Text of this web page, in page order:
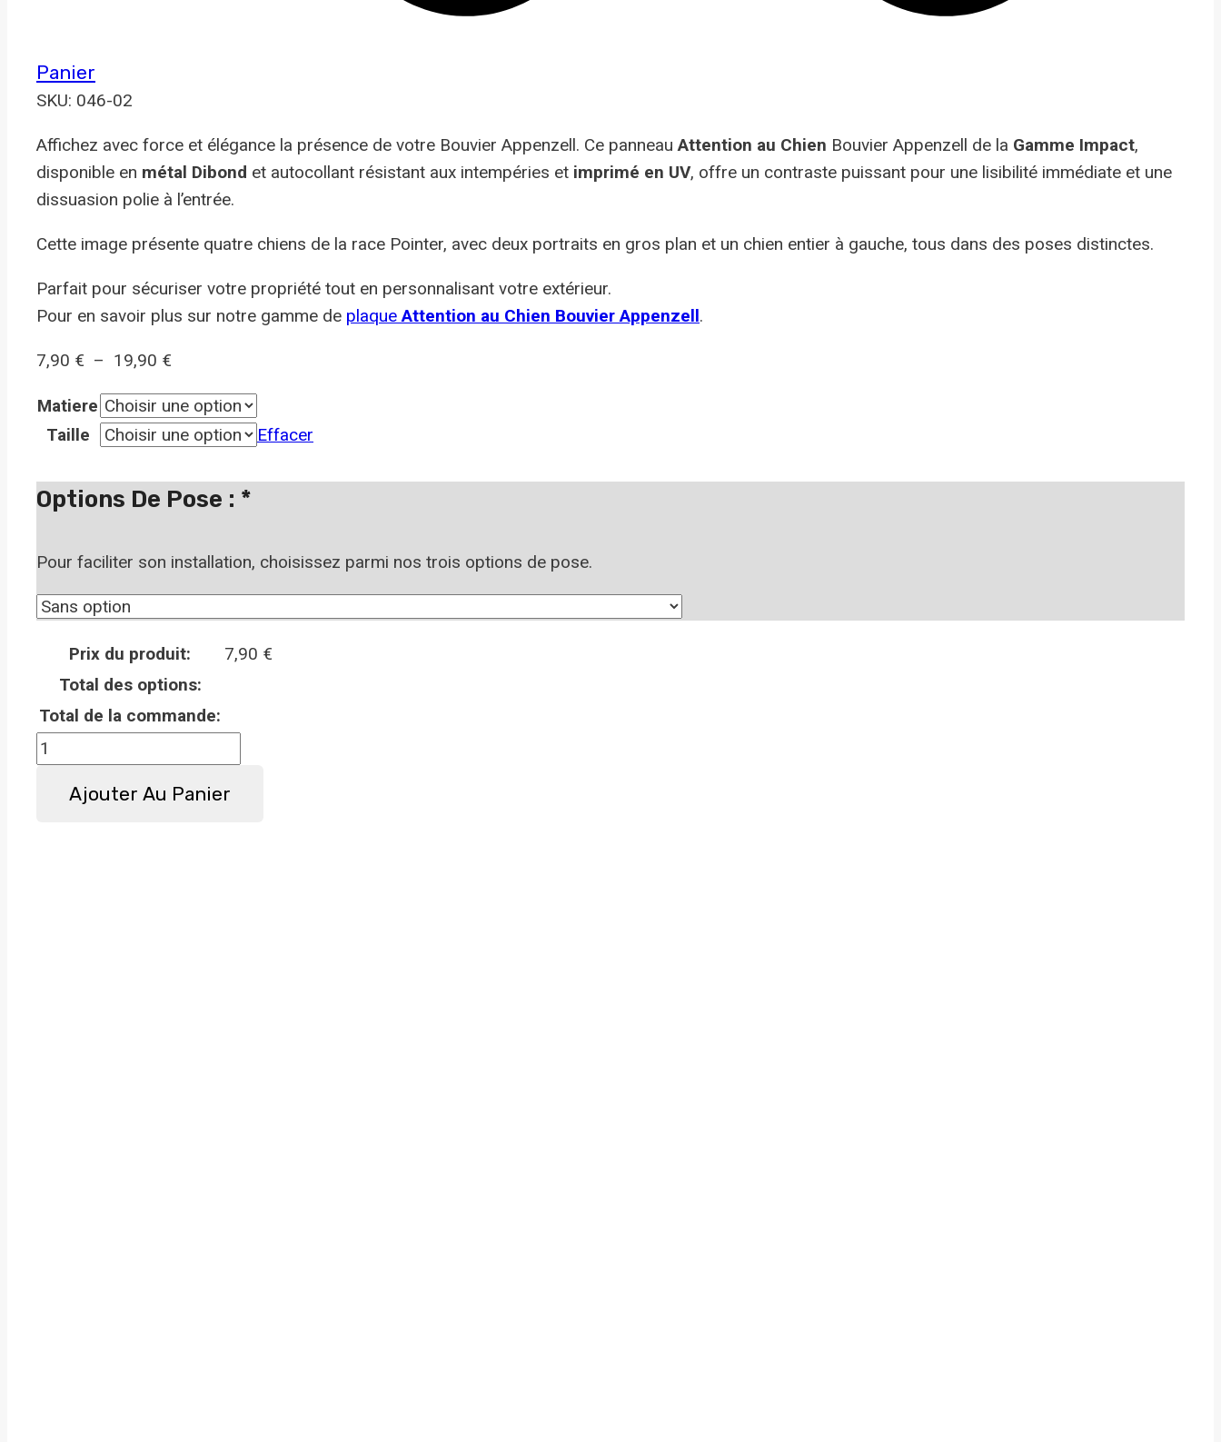
Panier
SKU: 046-02
Affichez avec force et élégance la présence de votre Bouvier Appenzell. Ce panneauAttention au Chien Bouvier Appenzell de la Gamme Impact,
disponible en métal Dibond et autocollant résistant aux intempéries et imprimé en UV, offre un contraste puissant pour une lisibilité immédiate et une
dissuasion polie à l’entrée.
Cette image présente quatre chiens de la race Pointer, avec deux portraits en gros plan et un chien entier à gauche, tous dans des poses distinctes.
Parfait pour sécuriser votre propriété tout en personnalisant votre extérieur.
Pour en savoir plus sur notre gamme de plaqueAttention au Chien Bouvier Appenzell.
7,90 € – 19,90 €
prix :
7,90 €
19,90 €
Matiere
Taille
Effacer
Options De Pose : *
Pour faciliter son installation, choisissez parmi nos trois options de pose.
Prix du produit: 7,90 €
Total des options:
Total de la commande:
quantité
de
Panneau
Ajouter Au Panier